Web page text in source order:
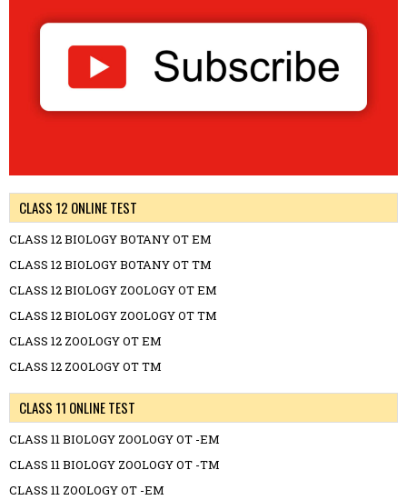
CLASS 12 ONLINE TEST
CLASS 12 BIOLOGY BOTANY OT EM
CLASS 12 BIOLOGY BOTANY OT TM
CLASS 12 BIOLOGY ZOOLOGY OT EM
CLASS 12 BIOLOGY ZOOLOGY OT TM
CLASS 12 ZOOLOGY OT EM
CLASS 12 ZOOLOGY OT TM
CLASS 11 ONLINE TEST
CLASS 11 BIOLOGY ZOOLOGY OT -EM
CLASS 11 BIOLOGY ZOOLOGY OT -TM
CLASS 11 ZOOLOGY OT -EM